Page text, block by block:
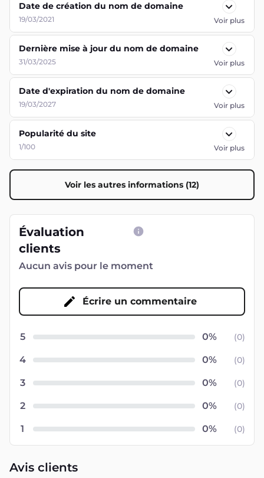
Date de création du nom de domaine
19/03/2021 Voir plus
Dernière mise à jour du nom de domaine
31/03/2025 Voir plus
Date d'expiration du nom de domaine
19/03/2027 Voir plus
Popularité du site
1/100 Voir plus
Voir les autres informations (12)
Évaluation
clients
Aucun avis pour le moment
Écrire un commentaire
5 (0)
4 (0)
3 (0)
2 (0)
1 (0)
Avis clients